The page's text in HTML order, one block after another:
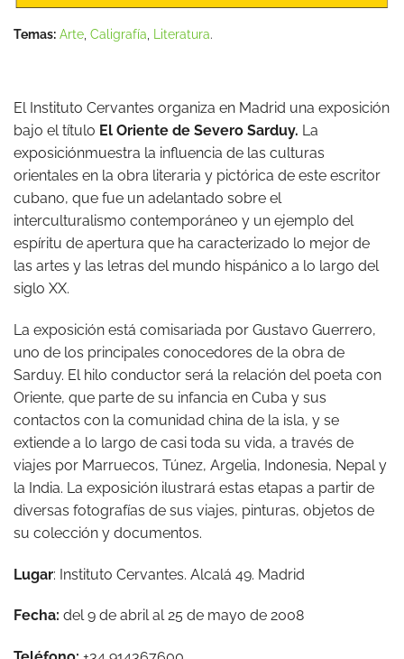
Temas: Arte Caligrafía Literatura.
El Instituto Cervantes organiza en Madrid una exposición
bajo el título El Oriente de Severo Sarduy. La
exposiciónmuestra la influencia de las culturas
orientales en la obra literaria y pictórica de este escritor
cubano, que fue un adelantado sobre el
interculturalismo contemporáneo y un ejemplo del
espíritu de apertura que ha caracterizado lo mejor de
las artes y las letras del mundo hispánico a lo largo del
siglo XX.
La exposición está comisariada por Gustavo Guerrero,
uno de los principales conocedores de la obra de
Sarduy. El hilo conductor será la relación del poeta con
Oriente, que parte de su infancia en Cuba y sus
contactos con la comunidad china de la isla, y se
extiende a lo largo de casi toda su vida, a través de
viajes por Marruecos, Túnez, Argelia, Indonesia, Nepal y
la India. La exposición ilustrará estas etapas a partir de
diversas fotografías de sus viajes, pinturas, objetos de
su colección y documentos.
Lugar: Instituto Cervantes. Alcalá 49. Madrid
Fecha: del 9 de abril al 25 de mayo de 2008